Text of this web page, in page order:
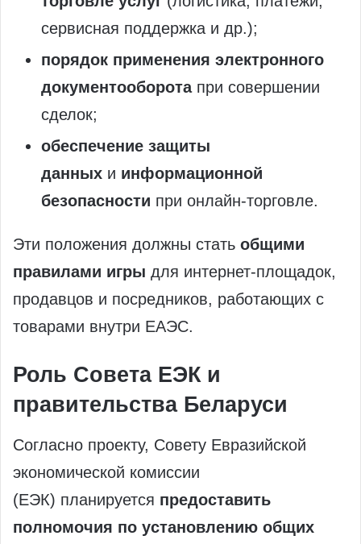
сервисная поддержка и др.);
порядок применения электронного
документооборотапри совершении
сделок;
обеспечение защиты
данных и информационной
безопасности при онлайн‑торговле.
Эти положения должны стать общими
правилами игры для интернет‑площадок,
продавцов и посредников, работающих с
товарами внутри ЕАЭС.
Роль Совета ЕЭК и
правительства Беларуси
Согласно проекту, Совету Евразийской
экономической комиссии
(ЕЭК) планируется предоставить
полномочия по установлению общих